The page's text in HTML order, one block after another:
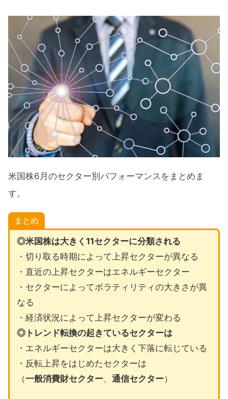
米国株6月のセクター別パフォーマンスをまとめま
す。
まとめ
◎米国株は大きく11セクターに分類される
・切り取る時期によって上昇セクターが異なる
・直近の上昇セクターはエネルギーセクター
・セクターによってボラティリティの大きさが異
なる
・経済状況によって上昇セクターが変わる
◎トレンド転換の起きているセクターは
・エネルギーセクターは大きく下落に転じている
・反転上昇をはじめたセクターは
（一般消費財セクター、 通信セクター）